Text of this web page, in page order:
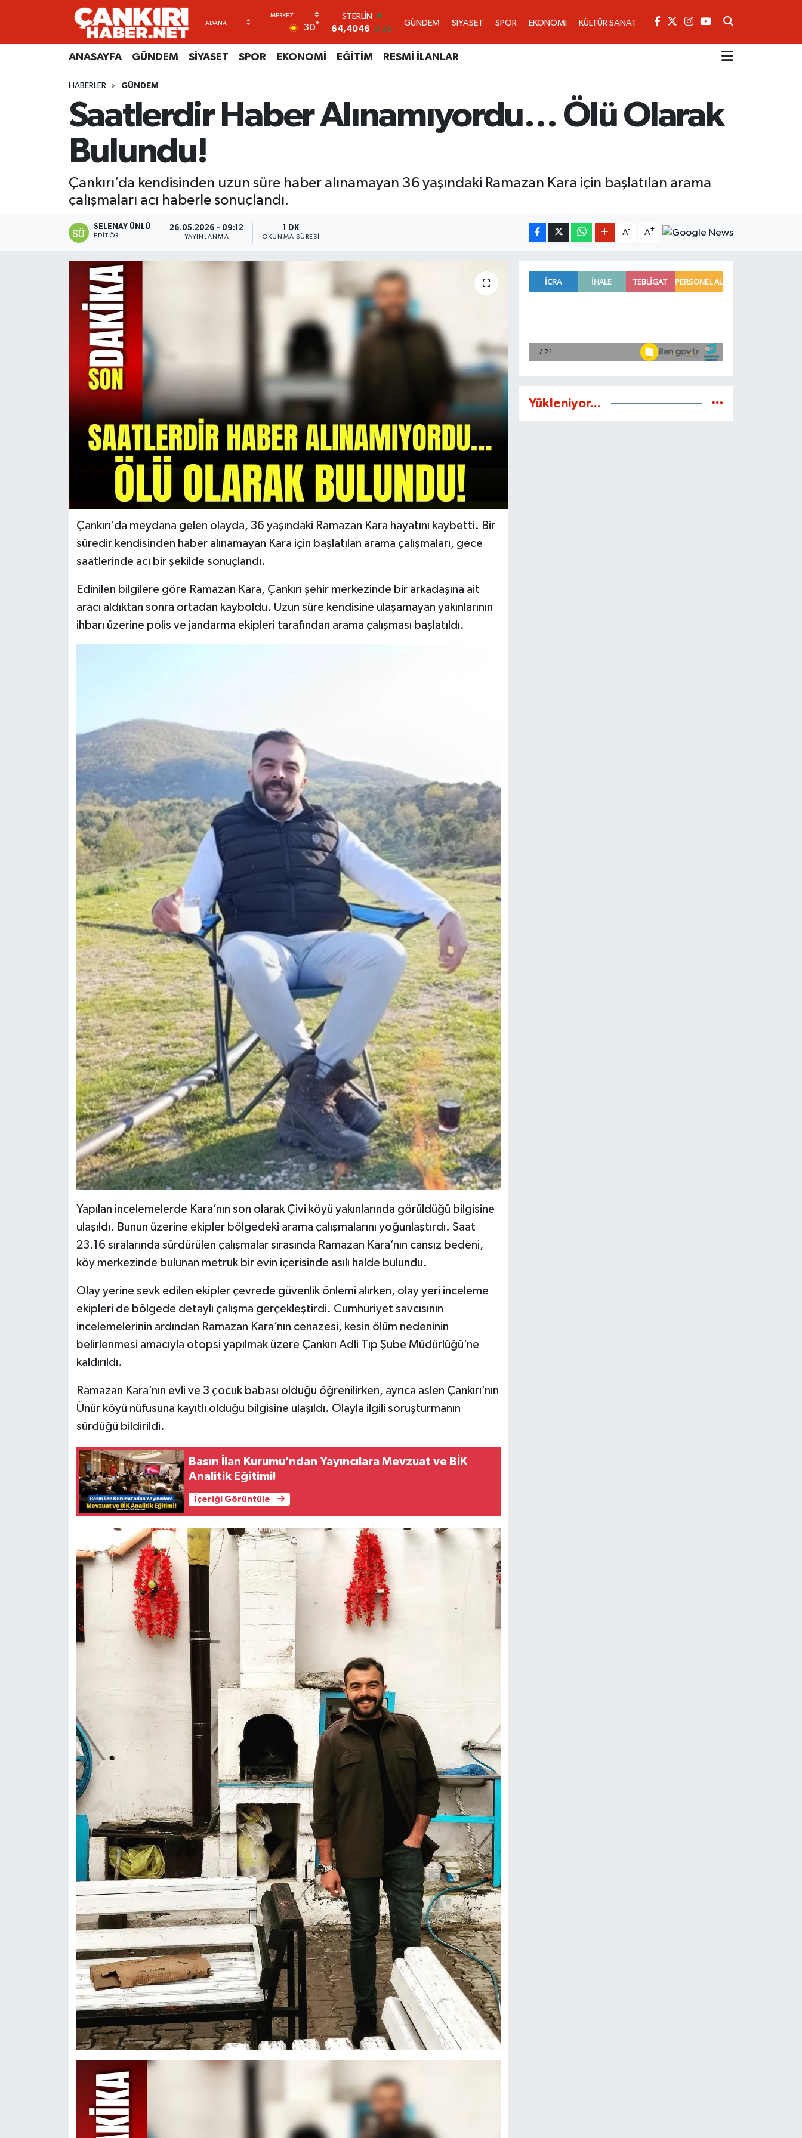
30°
GRAM ALTIN
6618.49 2.12
13.773 -19
47,7106
EURO
55,1652 0.27
GÜNDEM SİYASET SPOR EKONOMİ KÜLTÜR SANAT
ANASAYFA GÜNDEM SİYASET SPOR EKONOMİ EĞİTİM RESMİ İLANLAR
HABERLER GÜNDEM
Saatlerdir Haber Alınamıyordu… Ölü Olarak
Bulundu!
Çankırı’da kendisinden uzun süre haber alınamayan 36 yaşındaki Ramazan Kara için başlatılan arama
çalışmaları acı haberle sonuçlandı.
SELENAY ÜNLÜ
EDITÖR
26.05.2026 - 09:12
YAYINLANMA
1 DK
OKUNMA SÜRESI
A- A+
Çankırı’da meydana gelen olayda, 36 yaşındaki Ramazan Kara hayatını kaybetti. Bir
süredir kendisinden haber alınamayan Kara için başlatılan arama çalışmaları, gece
saatlerinde acı bir şekilde sonuçlandı.
Edinilen bilgilere göre Ramazan Kara, Çankırı şehir merkezinde bir arkadaşına ait
aracı aldıktan sonra ortadan kayboldu. Uzun süre kendisine ulaşamayan yakınlarının
ihbarı üzerine polis ve jandarma ekipleri tarafından arama çalışması başlatıldı.
Yapılan incelemelerde Kara’nın son olarak Çivi köyü yakınlarında görüldüğü bilgisine
ulaşıldı. Bunun üzerine ekipler bölgedeki arama çalışmalarını yoğunlaştırdı. Saat
23.16 sıralarında sürdürülen çalışmalar sırasında Ramazan Kara’nın cansız bedeni,
köy merkezinde bulunan metruk bir evin içerisinde asılı halde bulundu.
Olay yerine sevk edilen ekipler çevrede güvenlik önlemi alırken, olay yeri inceleme
ekipleri de bölgede detaylı çalışma gerçekleştirdi. Cumhuriyet savcısının
incelemelerinin ardından Ramazan Kara’nın cenazesi, kesin ölüm nedeninin
belirlenmesi amacıyla otopsi yapılmak üzere Çankırı Adli Tıp Şube Müdürlüğü’ne
kaldırıldı.
Ramazan Kara’nın evli ve 3 çocuk babası olduğu öğrenilirken, ayrıca aslen Çankırı’nın
Ünür köyü nüfusuna kayıtlı olduğu bilgisine ulaşıldı. Olayla ilgili soruşturmanın
sürdüğü bildirildi.
Basın İlan Kurumu’ndan Yayıncılara Mevzuat ve BİK
Analitik Eğitimi!
İçeriği Görüntüle
Yükleniyor...
ANASAYFA
SİYASET
RESMİ İLANLAR
Künye
Gizlilik Sözleşmesi
BİYOGRAFİLER
GÜNDEM
KÜLTÜR SANAT
Merkez Hava Durumu
Süper Lig Puan Durumu ve Fikstür
Tüm Manşetler
Haber Arşivi